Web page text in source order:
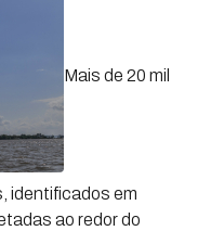
Mais de 20 mil
identificados em
ao redor do